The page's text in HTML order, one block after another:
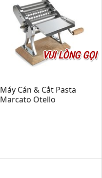
VUI LÒNG GỌI
Máy Cán & Cắt Pasta
Marcato Otello